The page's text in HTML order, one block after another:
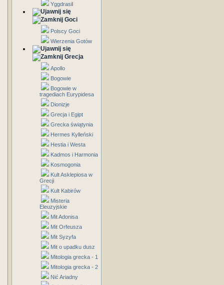
Yggdrasil
Goci
Polscy Goci
Wierzenia Gotów
Grecja
Apollo
Bogowie
Bogowie w
tragediach Eurypidesa
Dionizje
Grecja i Egipt
Grecka świątynia
Hermes Kylleński
Hestia i Westa
Kadmos i Harmonia
Kosmogonia
Kult Asklepiosa w
Grecji
Kult Kabirów
Misteria
Eleuzyjskie
Mit Adonisa
Mit Orfeusza
Mit Syzyfa
Mit o upadku dusz
Mitologia grecka - 1
Mitologia grecka - 2
Nić Ariadny